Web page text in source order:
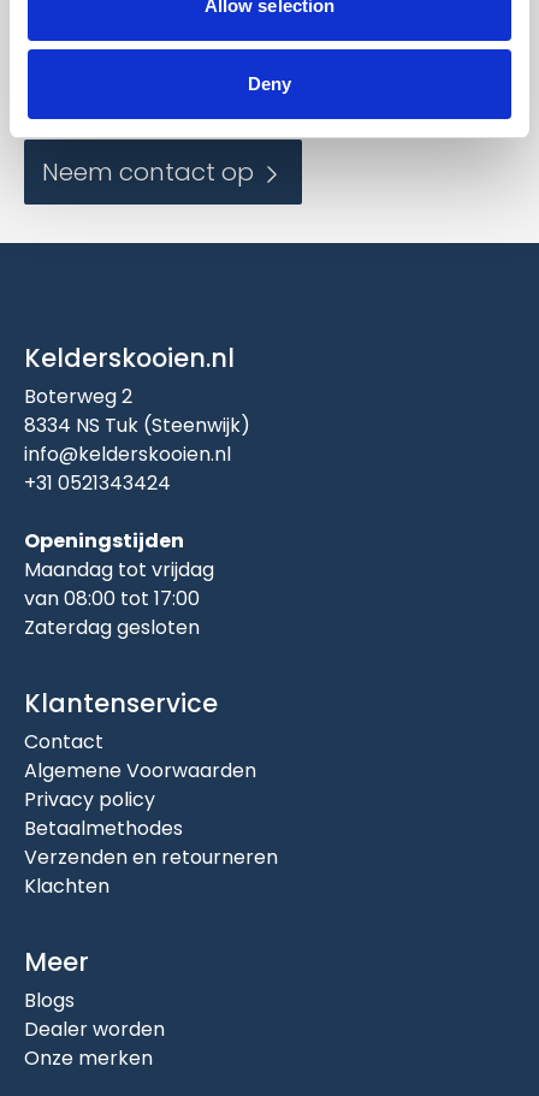
Allow selection
Deny
Contact
Neem contact op
Kelderskooien.nl
Boterweg 2
8334 NS Tuk (Steenwijk)
info@kelderskooien.nl
+31 0521343424
Openingstijden
Maandag tot vrijdag
van 08:00 tot 17:00
Zaterdag gesloten
Klantenservice
Contact
Algemene Voorwaarden
Privacy policy
Betaalmethodes
Verzenden en retourneren
Klachten
Meer
Blogs
Dealer worden
Onze merken